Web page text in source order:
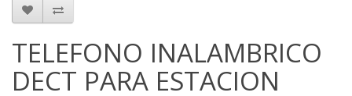
TELEFONO INALAMBRICO
DECT PARA ESTACION